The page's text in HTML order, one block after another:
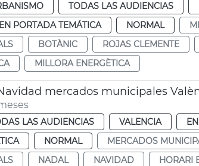
TODAS LAS AUDIENCIAS
EN PORTADA TEMÁTICA NORMAL
BOTÀNIC ROJAS CLEMENTE
MILLORA ENERGÈTICA
mercados municipales
LAS AUDIENCIAS VALENCIA
NORMAL MERCADOS
NADAL NAVIDAD HORARI